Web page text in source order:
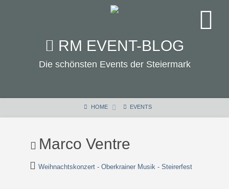
RM EVENT-BLOG
Die schönsten Events der Steiermark
HOME EVENTS
Marco Ventre
Weihnachtskonzert - Oberkrainer Musik - Steirerfest